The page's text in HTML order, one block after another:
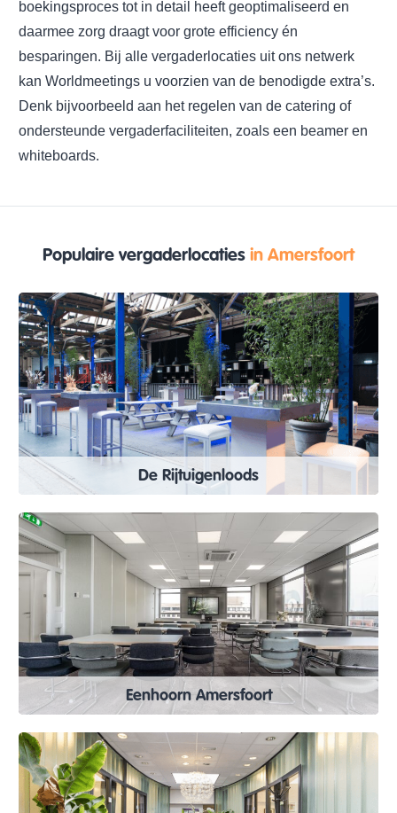
boekingsproces tot in detail heeft geoptimaliseerd en
daarmee zorg draagt voor grote efficiency én
besparingen. Bij alle vergaderlocaties uit ons netwerk
kan Worldmeetings u voorzien van de benodigde extra’s.
Denk bijvoorbeeld aan het regelen van de catering of
ondersteunde vergaderfaciliteiten, zoals een beamer en
whiteboards.
Populaire vergaderlocaties in Amersfoort
De Rijtuigenloods
Eenhoorn Amersfoort